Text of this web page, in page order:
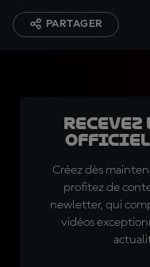
PARTAGER
Créez dès
profitez de
newletter, qui
vidéos